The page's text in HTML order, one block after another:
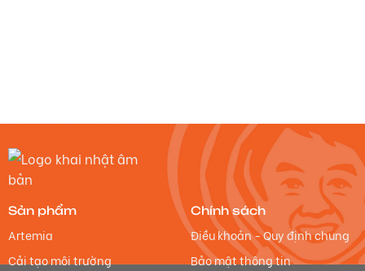
Sản phẩm
Artemia
Cải tạo môi trường
Chính sách
Điều khoản - Quy định chung
Bảo mật thông tin